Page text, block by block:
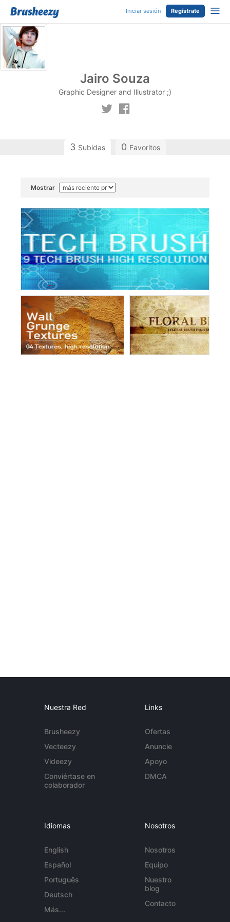
Iniciar sesión Regístrate
Jairo Souza
Graphic Designer and Illustrator ;)
3 Subidas 0 Favoritos
Mostrar
Nuestra Red
Brusheezy
Vecteezy
Videezy
Conviértase en
colaborador
Links
Ofertas
Anuncie
Apoyo
DMCA
Idiomas
English
Español
Português
Deutsch
Más...
Nosotros
Nosotros
Equipo
Nuestro
blog
Contacto